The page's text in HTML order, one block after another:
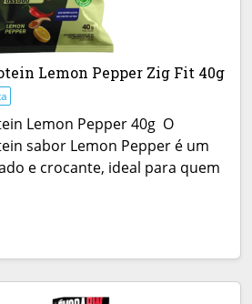
Lemon Pepper Zig Fit 40g
Lemon Pepper 40g O
sabor Lemon Pepper é um
e crocante, ideal para quem